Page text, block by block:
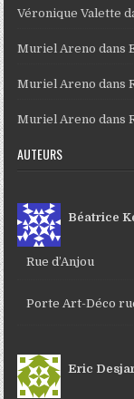
Véronique Valette
Muriel Areno dans
Muriel Areno dans
Muriel Areno dans
AUTEURS
Béatrice
Rue d’Anjou
Porte Art-Déco
Eric